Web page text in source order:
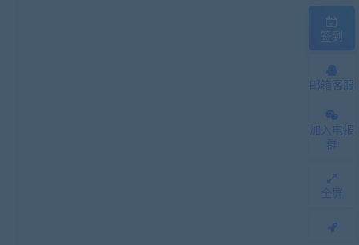
邮箱客服
加入电报
群
全屏